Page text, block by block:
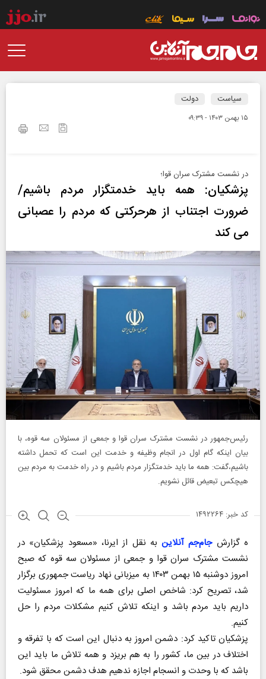
سیاست دولت
۱۵ بهمن ۱۴۰۳ - ۰۹:۳۹
در نشست مشترک سران قوا؛
پزشکیان: همه باید خدمتگزار مردم باشیم/
ضرورت اجتناب از هرحرکتی که مردم را عصبانی
می کند
رئیس‌جمهور در نشست مشترک سران قوا و جمعی از مسئولان سه قوه، با
بیان اینکه گام اول در انجام وظیفه و خدمت این است که تحمل داشته
باشیم،گفت: همه ما باید خدمتگزار مردم باشیم و در راه خدمت به مردم بین
هیچکس تبعیض قائل نشویم.
کد خبر: ۱۴۹۲۲۶۴
ه گزارشجام‌جم آنلاینبه نقل از ایرنا، «مسعود پزشکیان» در
نشست مشترک سران قوا و جمعی از مسئولان سه قوه که صبح
امروز دوشنبه ۱۵ بهمن ۱۴۰۳ به میزبانی نهاد ریاست جمهوری برگزار
شد، تصریح کرد: شاخص اصلی برای همه ما که امروز مسئولیت
داریم باید مردم باشد و اینکه تلاش کنیم مشکلات مردم را حل
کنیم.
پزشکیان تاکید کرد: دشمن امروز به دنبال این است که با تفرقه و
اختلاف در بین ما، کشور را به هم بریزد و همه تلاش ما باید این
باشد که با وحدت و انسجام اجازه ندهیم هدف دشمن محقق شود.